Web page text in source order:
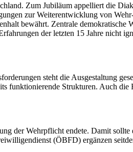
Zum Jubiläum appelliert die
zur Weiterentwicklung von
bewährt. Zentrale demokratische
der letzten 15 Jahre nicht
steht die Ausgestaltung
funktionierende Strukturen. Auch die
der Wehrpflicht endete. Damit sollte
(ÖBFD) ergänzen